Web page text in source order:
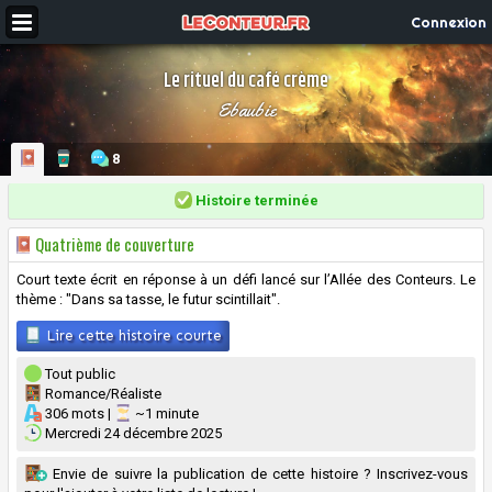
Connexion
Le rituel du café crème
Ebaubie
8
Histoire terminée
Quatrième de couverture
Court texte écrit en réponse à un défi lancé sur l’Allée des Conteurs. Le
thème : "Dans sa tasse, le futur scintillait".
Lire cette histoire courte
Tout public
Romance/Réaliste
306 mots |
~1 minute
Mercredi 24 décembre 2025
Envie de suivre la publication de cette histoire ? Inscrivez-vous